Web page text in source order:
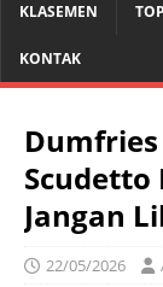
KLASEMEN
KONTAK
Scudetto
Jangan
22/05/2026